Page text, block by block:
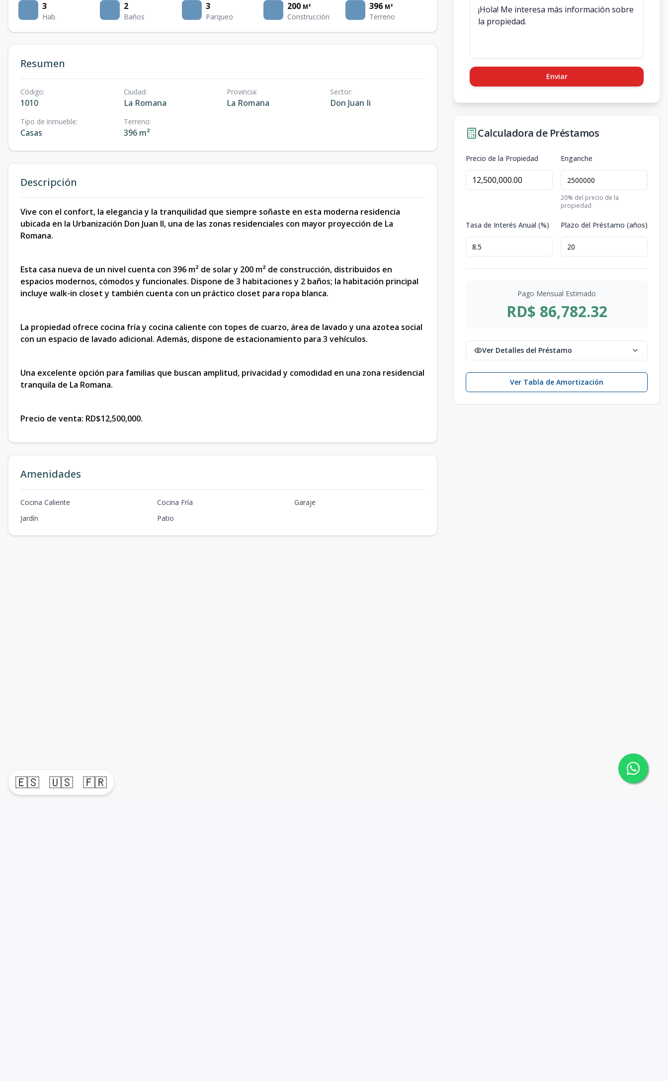
🇪🇸 🇺🇸 🇫🇷
3
Hab.
2
Baños
3
Parqueo
200 M²
Construcción
396 M²
Terreno
Resumen
Código:
1010
Ciudad:
La Romana
Provincia:
La Romana
Sector:
Don Juan Ii
Tipo de inmueble:
Casas
Terreno:
396 m²
Descripción
Vive con el confort, la elegancia y la tranquilidad que siempre soñaste en esta moderna residencia
ubicada en la Urbanización Don Juan II, una de las zonas residenciales con mayor proyección de La
Romana.
Esta casa nueva de un nivel cuenta con 396 m² de solar y 200 m² de construcción, distribuidos en
espacios modernos, cómodos y funcionales. Dispone de 3 habitaciones y 2 baños; la habitación principal
incluye walk-in closet y también cuenta con un práctico closet para ropa blanca.
La propiedad ofrece cocina fría y cocina caliente con topes de cuarzo, área de lavado y una azotea social
con un espacio de lavado adicional. Además, dispone de estacionamiento para 3 vehículos.
Una excelente opción para familias que buscan amplitud, privacidad y comodidad en una zona residencial
tranquila de La Romana.
Precio de venta: RD$12,500,000.
Amenidades
Cocina Caliente Cocina Fría
Garaje
Jardín
Patio
Enviar
Calculadora de Préstamos
Precio de la Propiedad Enganche
20% del precio de la
propiedad
Tasa de Interés Anual (%) Plazo del Préstamo (años)
Pago Mensual Estimado
RD$ 86,782.32
Ver Detalles del Préstamo
Ver Tabla de Amortización